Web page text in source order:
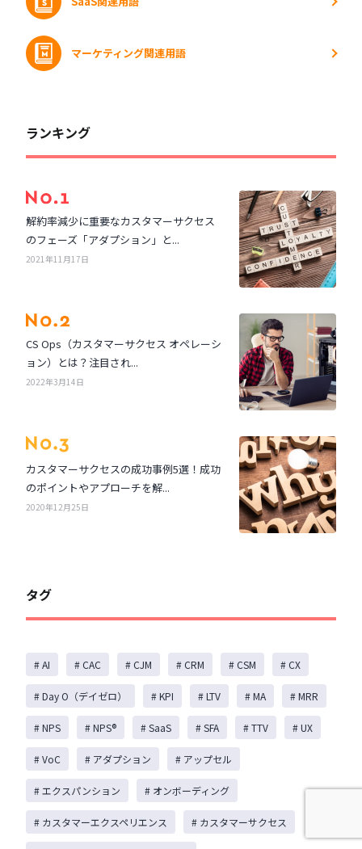
マーケティング関連用語
ランキング
解約率減少に重要なカスタマーサクセス
のフェーズ「アダプション」と...
2021年11月17日
CS Ops（カスタマーサクセス オペレーシ
ョン）とは？注目され...
2022年3月14日
カスタマーサクセスの成功事例5選！成功
のポイントやアプローチを解...
2020年12月25日
タグ
# AI # CAC # CJM # CRM # CSM # CX
# Day O（デイゼロ） # KPI # LTV # MA # MRR
# NPS # NPS®️ # SaaS # SFA # TTV # UX
# VoC # アダプション # アップセル
# エクスパンション # オンボーディング
# カスタマーエクスペリエンス # カスタマーサクセス